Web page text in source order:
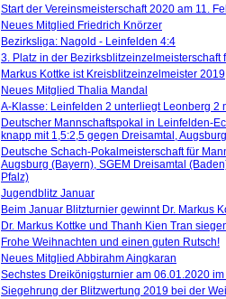
Start der Vereinsmeisterschaft 2020 am 11.
Neues Mitglied Friedrich Knörzer
Bezirksliga: Nagold - Leinfelden 4:4
3. Platz in der Bezirksblitzeinzelmeisterschaft
Markus Kottke ist Kreisblitzeinzelmeister 2019
Neues Mitglied Thalia Mandal
A-Klasse: Leinfelden 2 unterliegt Leonberg 2
Deutscher Mannschaftspokal in Leinfelden-
knapp mit 1,5:2,5 gegen Dreisamtal,
Deutsche Schach-Pokalmeisterschaft für
Augsburg (Bayern), SGEM Dreisamtal
Pfalz)
Jugendblitz Januar
Beim Januar Blitzturnier gewinnt Dr. Markus
Dr. Markus Kottke und Thanh Kien Tran
Frohe Weihnachten und einen guten Rutsch!
Neues Mitglied Abbirahm Aingkaran
Sechstes Dreikönigsturnier am 06.01.2020
Siegehrung der Blitzwertung 2019 bei der